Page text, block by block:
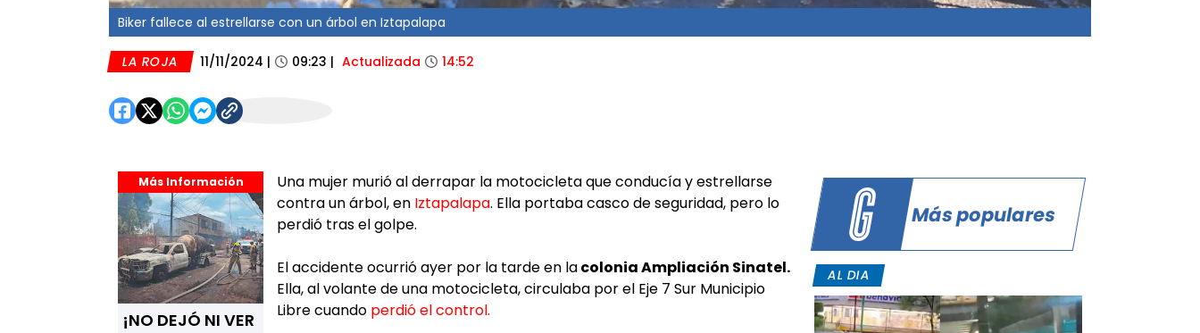
Biker fallece al estrellarse con un árbol en Iztapalapa
LA ROJA 11/11/2024 | 09:23 | Actualizada 14:52
Más Información
¡NO DEJÓ NI VER
Una mujer murió al derrapar la motocicleta que conducía y estrellarse
contra un árbol, en Iztapalapa. Ella portaba casco de seguridad, pero lo
perdió tras el golpe.
El accidente ocurrió ayer por la tarde en lacolonia Ampliación Sinatel.
Ella, al volante de una motocicleta, circulaba por el Eje 7 Sur Municipio
Libre cuando perdió el control.
Más populares
AL DIA